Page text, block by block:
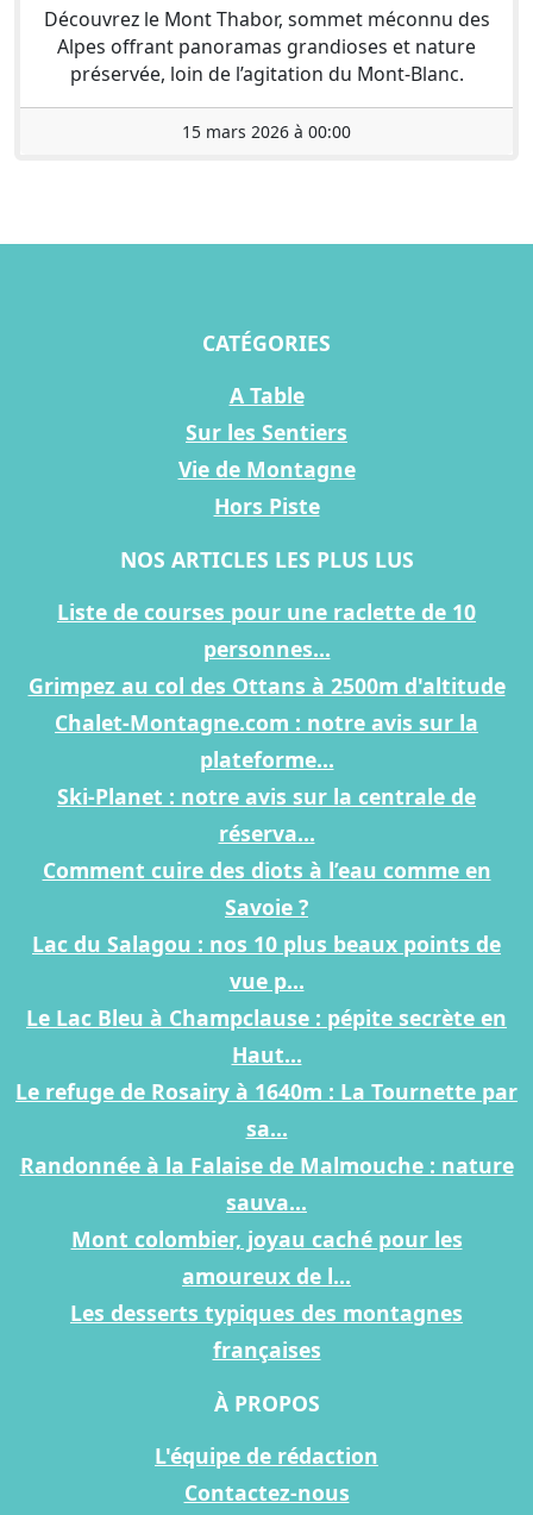
Découvrez le Mont Thabor, sommet méconnu des
Alpes offrant panoramas grandioses et nature
préservée, loin de l’agitation du Mont-Blanc.
15 mars 2026 à 00:00
CATÉGORIES
A Table
Sur les Sentiers
Vie de Montagne
Hors Piste
NOS ARTICLES LES PLUS LUS
Liste de courses pour une raclette de 10
personnes...
Grimpez au col des Ottans à 2500m d'altitude
Chalet-Montagne.com : notre avis sur la
plateforme...
Ski-Planet : notre avis sur la centrale de
réserva...
Comment cuire des diots à l’eau comme en
Savoie ?
Lac du Salagou : nos 10 plus beaux points de
vue p...
Le Lac Bleu à Champclause : pépite secrète en
Haut...
Le refuge de Rosairy à 1640m : La Tournette par
sa...
Randonnée à la Falaise de Malmouche : nature
sauva...
Mont colombier, joyau caché pour les
amoureux de l...
Les desserts typiques des montagnes
françaises
À PROPOS
L'équipe de rédaction
Contactez-nous